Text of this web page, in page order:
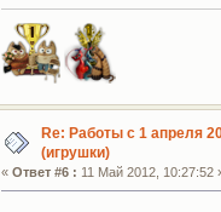
Re: Работы с 1 апреля
(игрушки)
«Ответ #6 : 11 Май 2012, 10:27:52